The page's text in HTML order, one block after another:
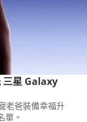
三星 Galaxy
老爸裝備幸福升
單。